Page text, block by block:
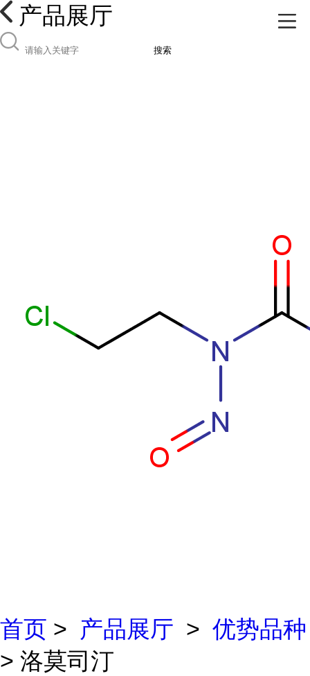
产品展厅
搜索
首页 > 产品展厅 > 优势品种
> 洛莫司汀